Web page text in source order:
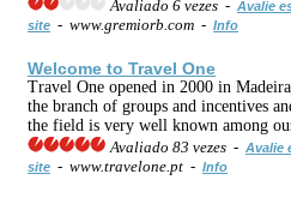
Avaliado 6 vezes - Avalie
site - www.gremiorb.com - Info
Welcome to Travel One
Travel One opened in 2000 in
the branch of groups and incentives
the field is very well known among
Avaliado 83 vezes - Avalie
site - www.travelone.pt - Info